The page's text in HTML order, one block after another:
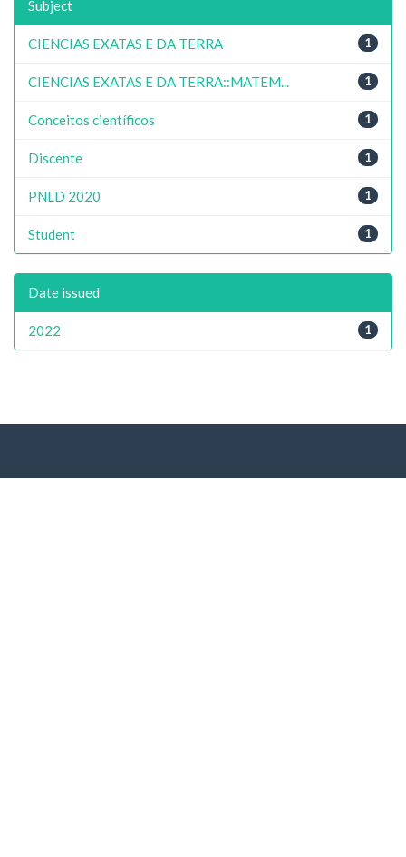
Subject
1
CIENCIAS EXATAS E DA TERRA
1
CIENCIAS EXATAS E DA TERRA::MATEM...
1
Conceitos científicos
1
Discente
1
PNLD 2020
1
Student
Date issued
1
2022